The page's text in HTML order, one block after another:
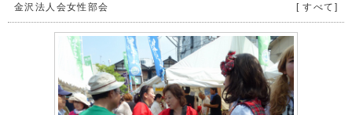
金沢法人会女性部会 [ すべて]